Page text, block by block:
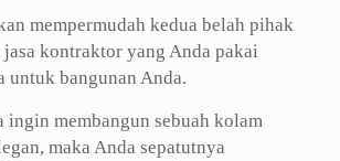
mempermudah kedua belah pihak
kontraktor yang Anda pakai
untuk bangunan Anda.
ingin membangun sebuah kolam
maka Anda sepatutnya